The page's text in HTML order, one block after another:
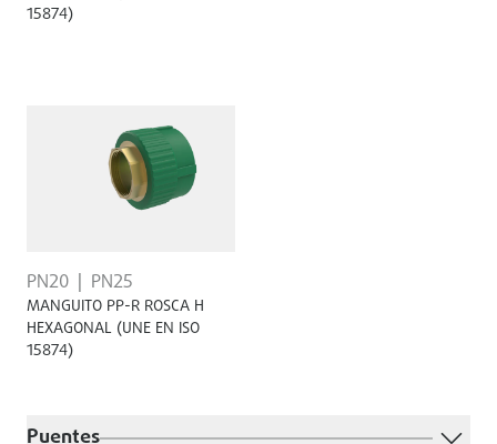
15874)
PN20 PN25
MANGUITO PP-R ROSCA H
HEXAGONAL (UNE EN ISO
15874)
Puentes